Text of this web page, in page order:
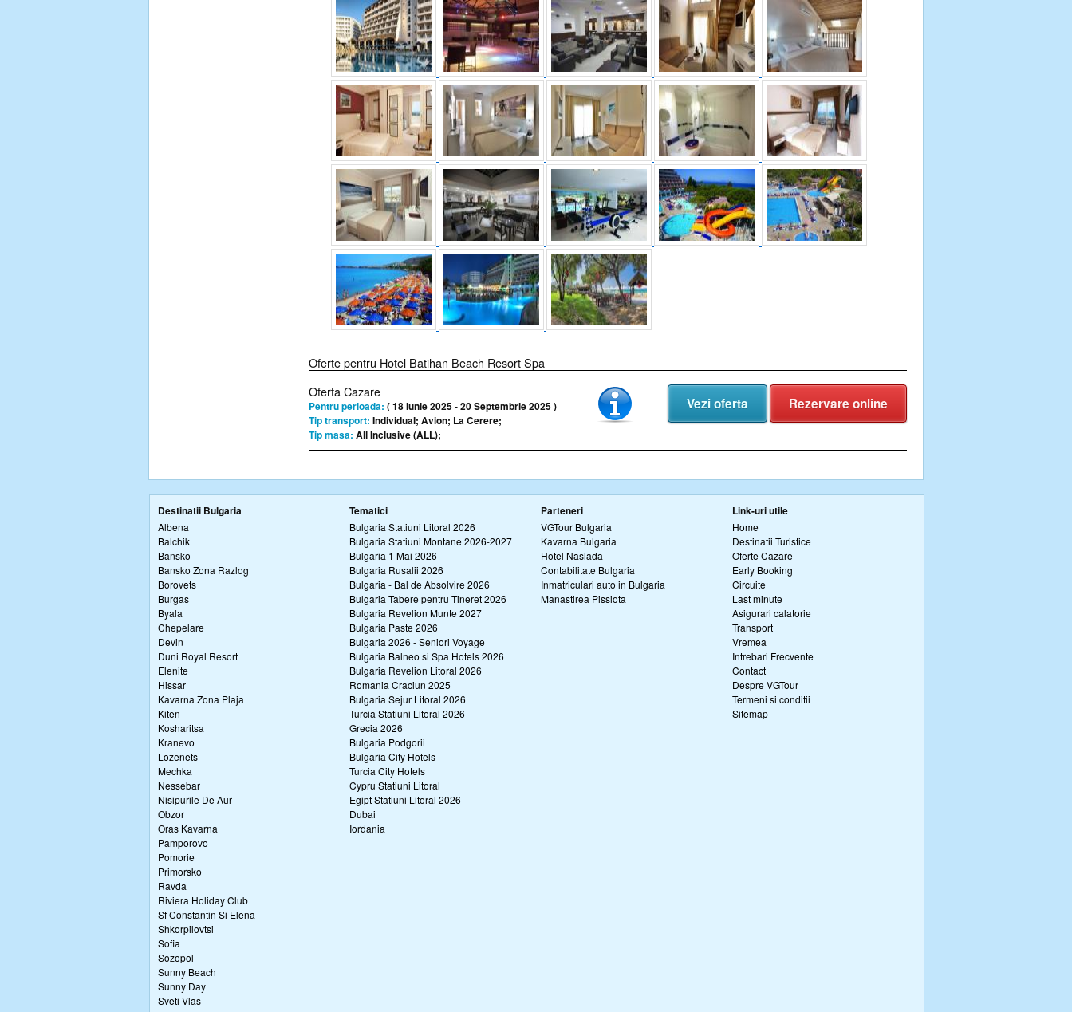
Oferte pentru Hotel Batihan Beach Resort Spa
Oferta Cazare
Pentru perioada: ( 18 Iunie 2025 - 20 Septembrie 2025 )
Tip transport: Individual; Avion; La Cerere;
Tip masa: All Inclusive (ALL);
Vezi oferta Rezervare online
Destinatii Bulgaria
Albena
Balchik
Bansko
Bansko Zona Razlog
Borovets
Burgas
Byala
Chepelare
Devin
Duni Royal Resort
Elenite
Hissar
Kavarna Zona Plaja
Kiten
Kosharitsa
Kranevo
Lozenets
Mechka
Nessebar
Nisipurile De Aur
Obzor
Oras Kavarna
Pamporovo
Pomorie
Primorsko
Ravda
Riviera Holiday Club
Sf Constantin Si Elena
Shkorpilovtsi
Sofia
Sozopol
Sunny Beach
Sunny Day
Sveti Vlas
Tematici
Bulgaria Statiuni Litoral 2026
Bulgaria Statiuni Montane 2026-2027
Bulgaria 1 Mai 2026
Bulgaria Rusalii 2026
Bulgaria - Bal de Absolvire 2026
Bulgaria Tabere pentru Tineret 2026
Bulgaria Revelion Munte 2027
Bulgaria Paste 2026
Bulgaria 2026 - Seniori Voyage
Bulgaria Balneo si Spa Hotels 2026
Bulgaria Revelion Litoral 2026
Romania Craciun 2025
Bulgaria Sejur Litoral 2026
Turcia Statiuni Litoral 2026
Grecia 2026
Bulgaria Podgorii
Bulgaria City Hotels
Turcia City Hotels
Cypru Statiuni Litoral
Egipt Statiuni Litoral 2026
Dubai
Iordania
Parteneri
VGTour Bulgaria
Kavarna Bulgaria
Hotel Naslada
Contabilitate Bulgaria
Inmatriculari auto in Bulgaria
Manastirea Pissiota
Link-uri utile
Home
Destinatii Turistice
Oferte Cazare
Early Booking
Circuite
Last minute
Asigurari calatorie
Transport
Vremea
Intrebari Frecvente
Contact
Despre VGTour
Termeni si conditii
Sitemap